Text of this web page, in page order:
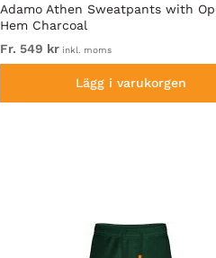
Adamo Athen Sweatpants with
Hem Charcoal
Fr. 549 kr inkl. moms
Lägg i varukorgen